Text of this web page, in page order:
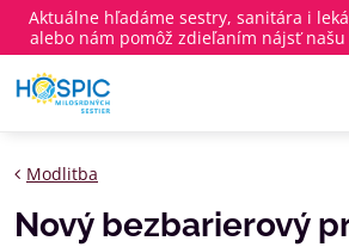
Aktuálne hľadáme sestry, sanitára i
alebo nám pomôž zdieľaním nájsť
Modlitba
Nový bezbarierový